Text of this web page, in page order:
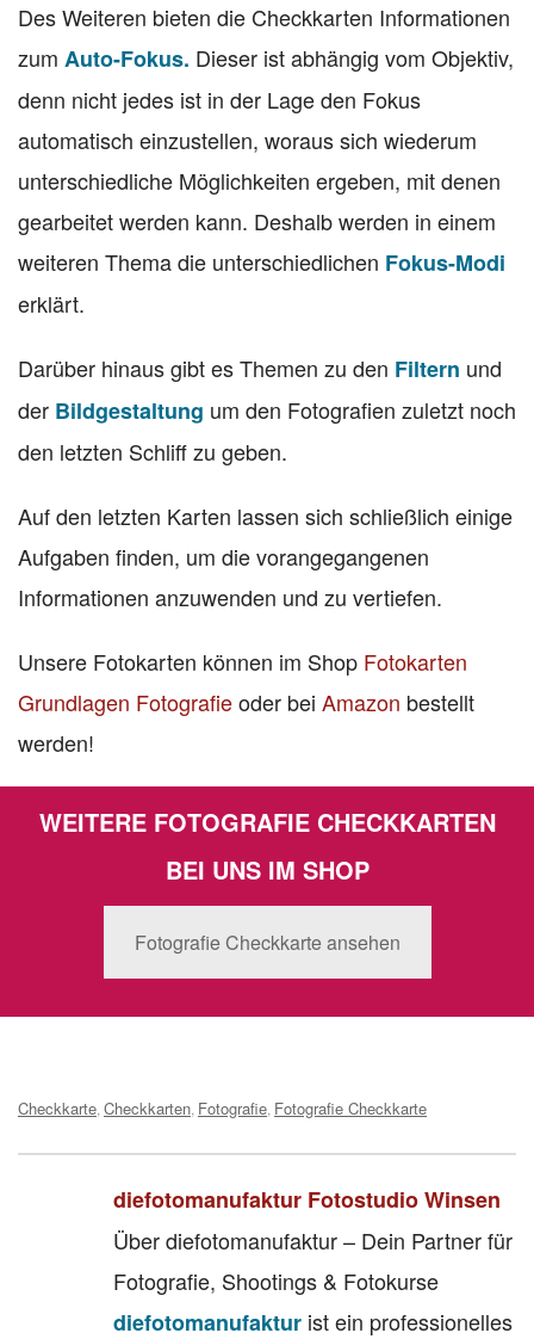
Des Weiteren bieten die Checkkarten Informationen
zum Auto-Fokus. Dieser ist abhängig vom Objektiv,
denn nicht jedes ist in der Lage den Fokus
automatisch einzustellen, woraus sich wiederum
unterschiedliche Möglichkeiten ergeben, mit denen
gearbeitet werden kann. Deshalb werden in einem
weiteren Thema die unterschiedlichen Fokus-Modi
erklärt.
Darüber hinaus gibt es Themen zu den Filtern und
der Bildgestaltung um den Fotografien zuletzt noch
den letzten Schliff zu geben.
Auf den letzten Karten lassen sich schließlich einige
Aufgaben finden, um die vorangegangenen
Informationen anzuwenden und zu vertiefen.
Unsere Fotokarten können im Shop Fotokarten
Grundlagen Fotografieoder bei Amazon bestellt
werden!
WEITERE FOTOGRAFIE CHECKKARTEN
BEI UNS IM SHOP
Fotografie Checkkarte ansehen
Tags:
Checkkarte Checkkarten Fotografie Fotografie Checkkarte
diefotomanufaktur Fotostudio Winsen
Über diefotomanufaktur – Dein Partner für
Fotografie, Shootings & Fotokurse
diefotomanufaktur ist ein professionelles